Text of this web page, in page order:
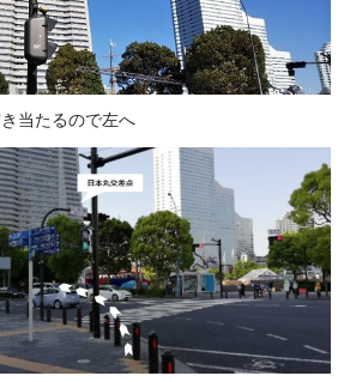
当たるので左へ